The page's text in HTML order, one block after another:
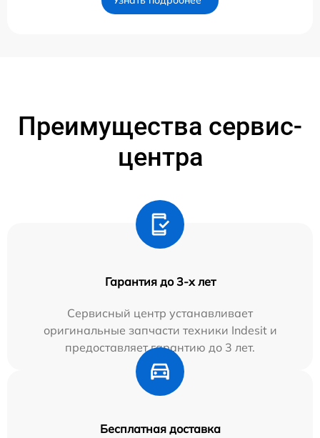
Преимущества сервис-
центра
Гарантия до 3-х лет
Сервисный центр устанавливает
оригинальные запчасти техники Indesit и
предоставляет гарантию до 3 лет.
Бесплатная доставка